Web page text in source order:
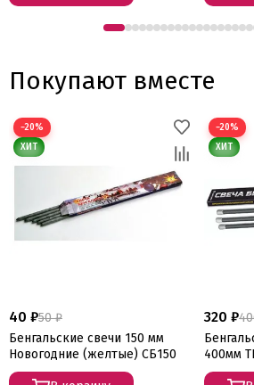
Покупают вместе
−20%
40 ₽50 ₽
Бенгальские свечи 150 мм
Новогодние (желтые) СБ150
−20%
320 ₽
400мм